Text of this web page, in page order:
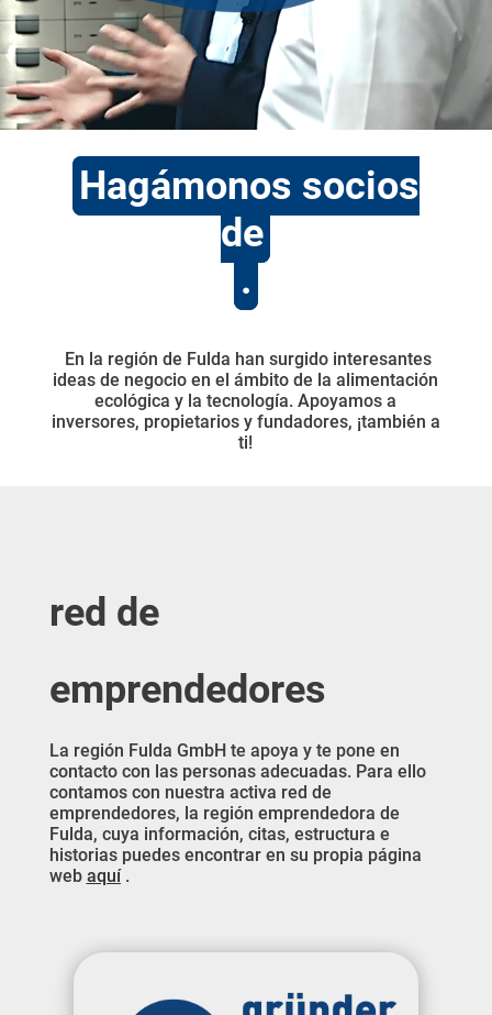
Hagámonos socios
de
.
En la región de Fulda han surgido interesantes
ideas de negocio en el ámbito de la alimentación
ecológica y la tecnología. Apoyamos a
inversores, propietarios y fundadores, ¡también a
ti!
red de
emprendedores
La región Fulda GmbH te apoya y te pone en
contacto con las personas adecuadas. Para ello
contamos con nuestra activa red de
emprendedores, la región emprendedora de
Fulda, cuya información, citas, estructura e
historias puedes encontrar en su propia página
web aquí.